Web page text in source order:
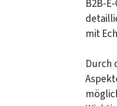
B2B-
mit
Durch